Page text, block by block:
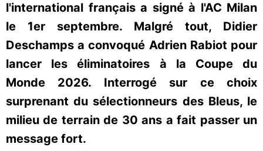
l'international français a signé à l'AC Milan
le 1er septembre. Malgré tout, Didier
Deschamps a convoqué Adrien Rabiot pour
lancer les éliminatoires à la Coupe du
Monde 2026. Interrogé sur ce choix
surprenant du sélectionneurs des Bleus, le
milieu de terrain de 30 ans a fait passer un
message fort.